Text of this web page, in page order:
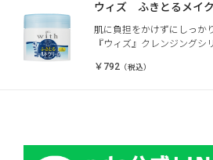
ウィズ ふきとるメイ
肌に負担をかけずにしっか
『ウィズ』クレンジングシ
￥792 （税込）